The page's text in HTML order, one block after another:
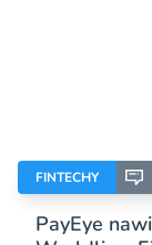
FINTECHY
PayEye